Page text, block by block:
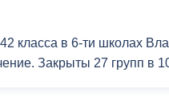
класса в 6-ти школах
Закрыты 27 групп в